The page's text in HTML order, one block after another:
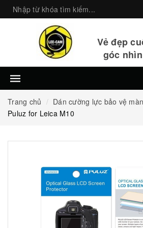
Vẻ đẹp
góc
Trang chủ Dán cường lực bảo vệ
Puluz for Leica M10